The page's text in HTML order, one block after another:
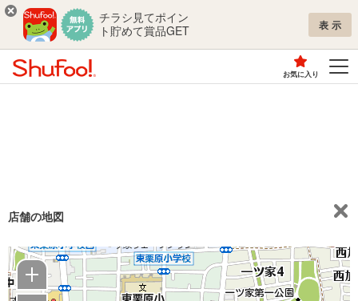
チラシ見てポイン
ト貯めて賞品GET
表示
お気に入り
店舗の地図